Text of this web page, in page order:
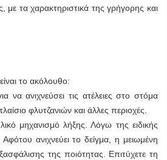
τα χαρακτηριστικά της γρήγορης και
το ακόλουθο:
ανιχνεύσει τις ατέλειες στο στόμα
φλυτζανιών και άλλες περιοχές.
μηχανισμό λήξης. Λόγω της ειδικής
ανιχνεύει το δείγμα, η μειωμένη
της ποιότητας. Επιτύχετε τη